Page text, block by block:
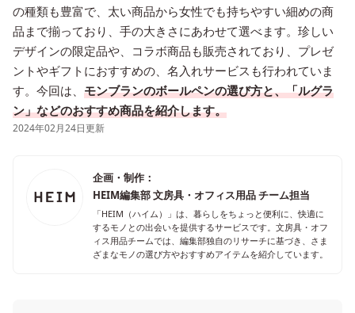
の種類も豊富で、太い商品から女性でも持ちやすい細めの商
品まで揃っており、手の大きさにあわせて選べます。珍しい
デザインの限定品や、コラボ商品も販売されており、プレゼ
ントやギフトにおすすめの、名入れサービスも行われていま
す。今回は、 モンブランのボールペンの選び方と、「ルグラ
ン」などのおすすめ商品を紹介します。
2024年02月24日更新
企画・制作：
HEIM編集部 文房具・オフィス用品 チーム担当
「HEIM（ハイム）」は、暮らしをちょっと便利に、快適に
するモノとの出会いを提供するサービスです。文房具・オフ
ィス用品チームでは、編集部独自のリサーチに基づき、さま
ざまなモノの選び方やおすすめアイテムを紹介しています。